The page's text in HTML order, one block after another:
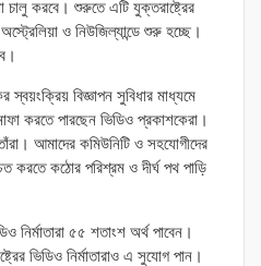
চালু করবে। শুরুতে এটি যুক্তরাষ্ট্রের
ও নিউজিল্যান্ডে শুরু হচ্ছে।
স্বয়ংক্রিয় বিজ্ঞাপন সুবিধার মাধ্যমে
করতে পারছেন ভিডিও প্রকাশকেরা।
আমাদের কমিউনিটি ও সহযোগীদের
করতে কঠোর পরিশ্রম ও দীর্ঘ পথ পাড়ি
নির্মাতারা ৫৫ শতাংশ অর্থ পাবেন।
ভিডিও নির্মাতারাও এ সুযোগ পান।